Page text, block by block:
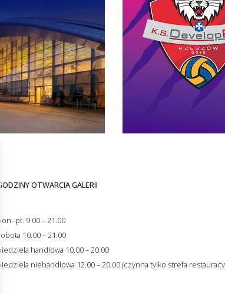
GODZINY OTWARCIA GALERII
pon.-pt. 9.00 – 21.00
sobota 10.00 – 21.00
niedziela handlowa 10.00 – 20.00
niedziela niehandlowa 12.00 – 20.00 (czynna tylko strefa